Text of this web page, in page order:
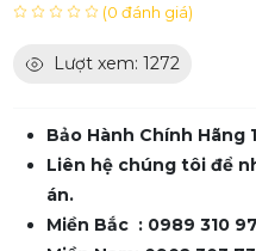
(0 đánh giá)
Lượt xem: 1272
Bảo Hành Chính Hãng
Liên hệ chúng tôi để
án.
Miền Bắc : 0989 310